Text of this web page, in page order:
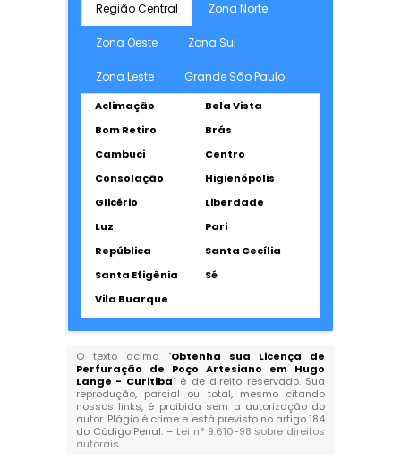
Região Central Zona Norte
Zona Oeste Zona Sul
Zona Leste Grande São Paulo
Aclimação
Bela Vista
Bom Retiro
Brás
Cambuci
Centro
Consolação
Higienópolis
Glicério
Liberdade
Luz
Pari
República
Santa Cecília
Santa Efigênia
Sé
Vila Buarque
O texto acima "Obtenha sua Licença de
Perfuração de Poço Artesiano em Hugo
Lange - Curitiba" é de direito reservado. Sua
reprodução, parcial ou total, mesmo citando
nossos links, é proibida sem a autorização do
autor. Plágio é crime e está previsto no artigo 184
do Código Penal. – Lei n° 9.610-98 sobre direitos
autorais.